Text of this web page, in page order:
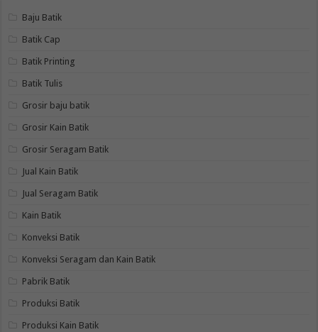
Baju Batik
Batik Cap
Batik Printing
Batik Tulis
Grosir baju batik
Grosir Kain Batik
Grosir Seragam Batik
Jual Kain Batik
Jual Seragam Batik
Kain Batik
Konveksi Batik
Konveksi Seragam dan Kain Batik
Pabrik Batik
Produksi Batik
Produksi Kain Batik